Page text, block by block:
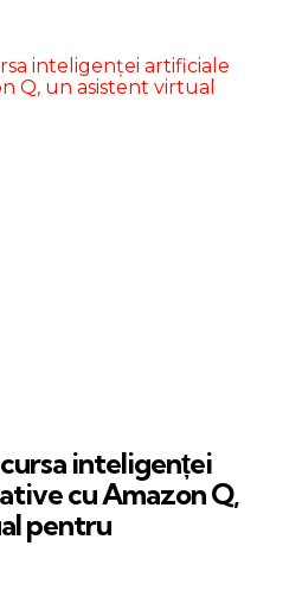
inteligenței
cu Amazon Q,
pentru